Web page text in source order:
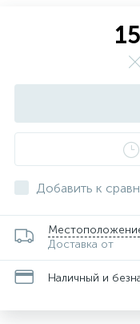
Добавить к
Доставка от
Наличный и